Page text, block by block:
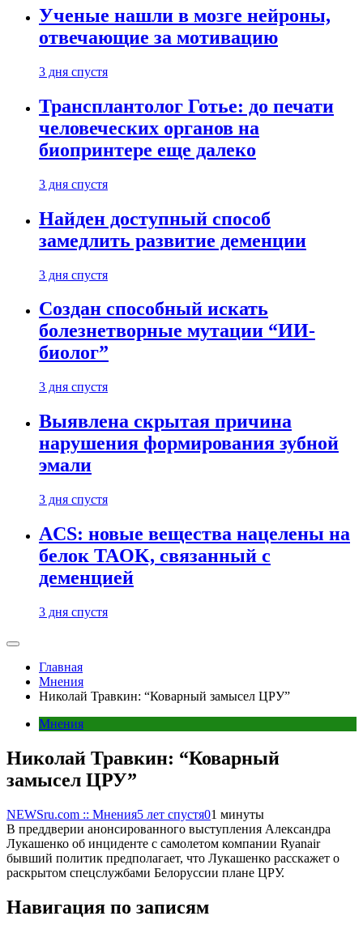
Ученые нашли в мозге нейроны,
отвечающие за мотивацию
3 дня спустя
Трансплантолог Готье: до печати
человеческих органов на
биопринтере еще далеко
3 дня спустя
Найден доступный способ
замедлить развитие деменции
3 дня спустя
Создан способный искать
болезнетворные мутации “ИИ-
биолог”
3 дня спустя
Выявлена скрытая причина
нарушения формирования зубной
эмали
3 дня спустя
ACS: новые вещества нацелены на
белок TAOK, связанный с
деменцией
3 дня спустя
Главная
Мнения
Николай Травкин: “Коварный замысел ЦРУ”
Мнения
Николай Травкин: “Коварный
замысел ЦРУ”
NEWSru.com :: Мнения5 лет спустя01 минуты
В преддверии анонсированного выступления Александра
Лукашенко об инциденте с самолетом компании Ryanair
бывший политик предполагает, что Лукашенко расскажет о
раскрытом спецслужбами Белоруссии плане ЦРУ.
Навигация по записям